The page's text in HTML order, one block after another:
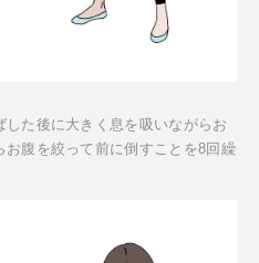
た後に大きく息を吸いながらお
腹を絞って前に倒すことを8回繰